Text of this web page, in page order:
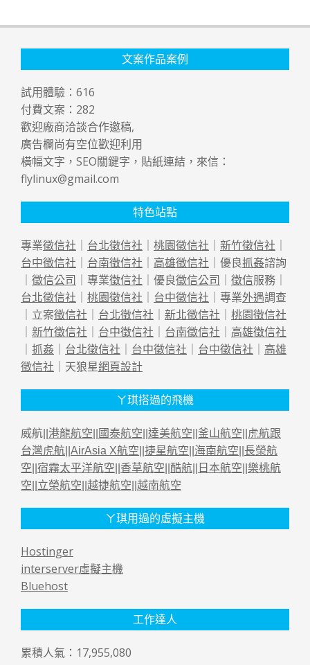
文案作品案例
試用體驗： 616
付費文案： 282
歡迎廠商洽談合作邀稿,
廣告欄尚有空位歡迎利用
橫幅文字，SEO關鍵字，貼紙連結，來信：
flylinux@gmail.com
特色站點
專業徵信社 ｜ 台北徵信社 ｜ 桃園徵信社 ｜ 新竹徵信社 ｜
台中徵信社 ｜ 台南徵信社 ｜ 高雄徵信社 ｜優良抓姦諮詢
｜ 徵信公司 ｜專業徵信社 ｜優良徵信公司 ｜ 徵信服務｜
台北徵信社 ｜ 桃園徵信社 ｜ 台中徵信社 ｜專業外遇調查
｜立案徵信社 ｜ 台北徵信社 ｜ 新北徵信社 ｜ 桃園徵信社
｜ 新竹徵信社 ｜ 台中徵信社 ｜ 台南徵信社 ｜ 高雄徵信社
｜ 抓姦 ｜ 台北徵信社 ｜ 台中徵信社 ｜ 台中徵信社 ｜ 高雄
徵信社 ｜天狼星網頁設計
ㄚ琪搭過的飛機
威航|| 港龍航空 國泰航空 達美航空 釜山航空
虎航跟
台灣虎航 AirAsia X航空 捷星航空 海南航空 長榮航
空 宿霧太平洋航空 香草航空 酷航 日本航空 樂桃航
空 立榮航空 越捷航空 越南航空
ㄚ琪用過的虛擬主機
Hostinger
interserver虛擬主機
Bluehost
工作達人
累積人氣：17,955,080